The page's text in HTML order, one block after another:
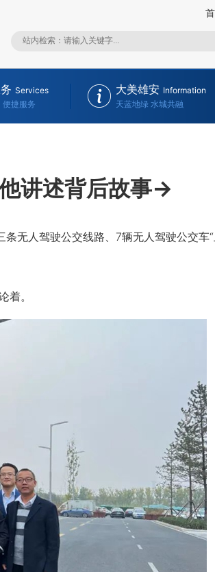
Services
便捷服务
大美雄安 Information
天蓝地绿 水城共融
讲述背后故事→
人驾驶公交线路、7辆无人驾驶公交车“
。